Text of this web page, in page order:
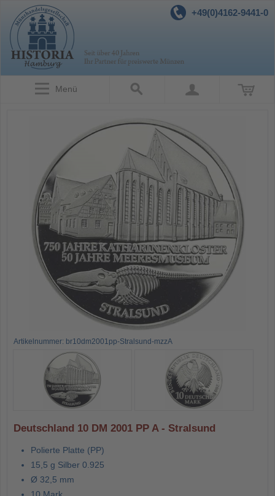
+49(0)4162-9441-0
Menü
Artikelnummer: br10dm2001pp-Stralsund-mzzA
Deutschland 10 DM 2001 PP A - Stralsund
Polierte Platte (PP)
15,5 g Silber 0.925
Ø 32,5 mm